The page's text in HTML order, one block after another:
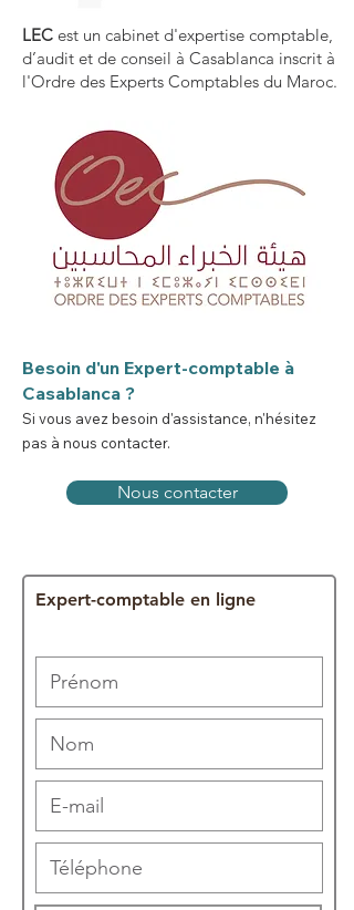
LEC est un cabinet d'expertise comptable,
d’audit et de conseil à Casablanca inscrit à
l'Ordre des Experts Comptables du Maroc.
Besoin d'un Expert-comptable à
Casablanca ?
Si vous avez besoin d'assistance, n'hésitez
pas à nous contacter.
Nous contacter
Expert-comptable en ligne